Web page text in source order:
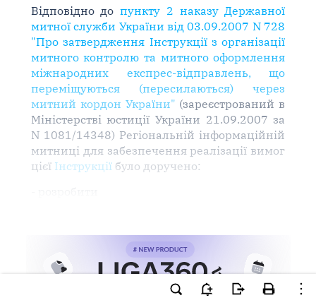
Відповідно допункту 2 наказу Державної
митної служби України від 03.09.2007 N 728
"Про затвердження Інструкції з організації
митного контролю та митного оформлення
міжнародних експрес-відправлень, що
переміщуються (пересилаються) через
митний кордон України" (зареєстрований в
Міністерстві юстиції України 21.09.2007 за
N 1081/14348) Регіональній інформаційній
митниці для забезпечення реалізації вимог
цієї Інструкціїбуло доручено: